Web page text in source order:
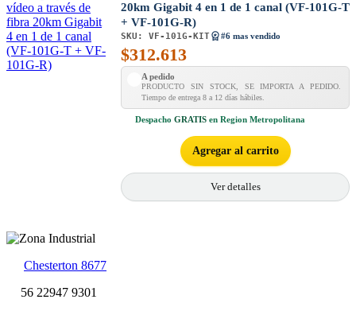
20km Gigabit 4 en 1 de 1 canal (VF-101G-T
+ VF-101G-R)
SKU: VF-101G-KIT #6 mas vendido
$312.613
A pedido
PRODUCTO SIN STOCK, SE IMPORTA A PEDIDO.
Tiempo de entrega 8 a 12 días hábiles.
Despacho GRATIS en Region Metropolitana
Agregar al carrito
Ver detalles
Chesterton 8677
56 22947 9301